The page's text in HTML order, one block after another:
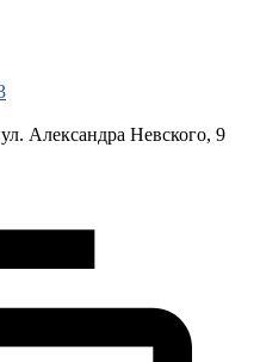
Александра Невского, 9